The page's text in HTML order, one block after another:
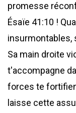
promesse
Ésaïe 41:10 !
insurmontables,
Sa main droite
t'accompagne
forces te
laisse cette